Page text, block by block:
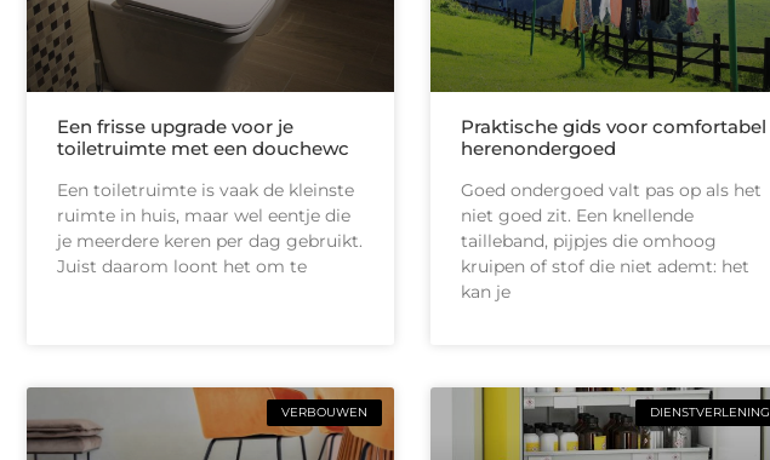
Een frisse upgrade voor je
toiletruimte met een douchewc
Een toiletruimte is vaak de kleinste
ruimte in huis, maar wel eentje die
je meerdere keren per dag gebruikt.
Juist daarom loont het om te
Praktische gids voor comfortabel
herenondergoed
Goed ondergoed valt pas op als het
niet goed zit. Een knellende
tailleband, pijpjes die omhoog
kruipen of stof die niet ademt: het
kan je
VERBOUWEN DIENSTVERLENING